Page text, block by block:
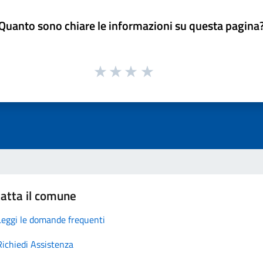
sono chiare le informazioni su questa
il comune
le domande frequenti
Assistenza